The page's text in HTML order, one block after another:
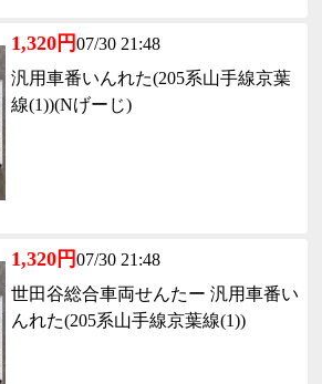
1,320円07/30 21:48
汎用車番いんれた(205系山手線京葉
線(1))(Nげーじ)
1,320円07/30 21:48
世田谷総合車両せんたー 汎用車番い
んれた(205系山手線京葉線(1))